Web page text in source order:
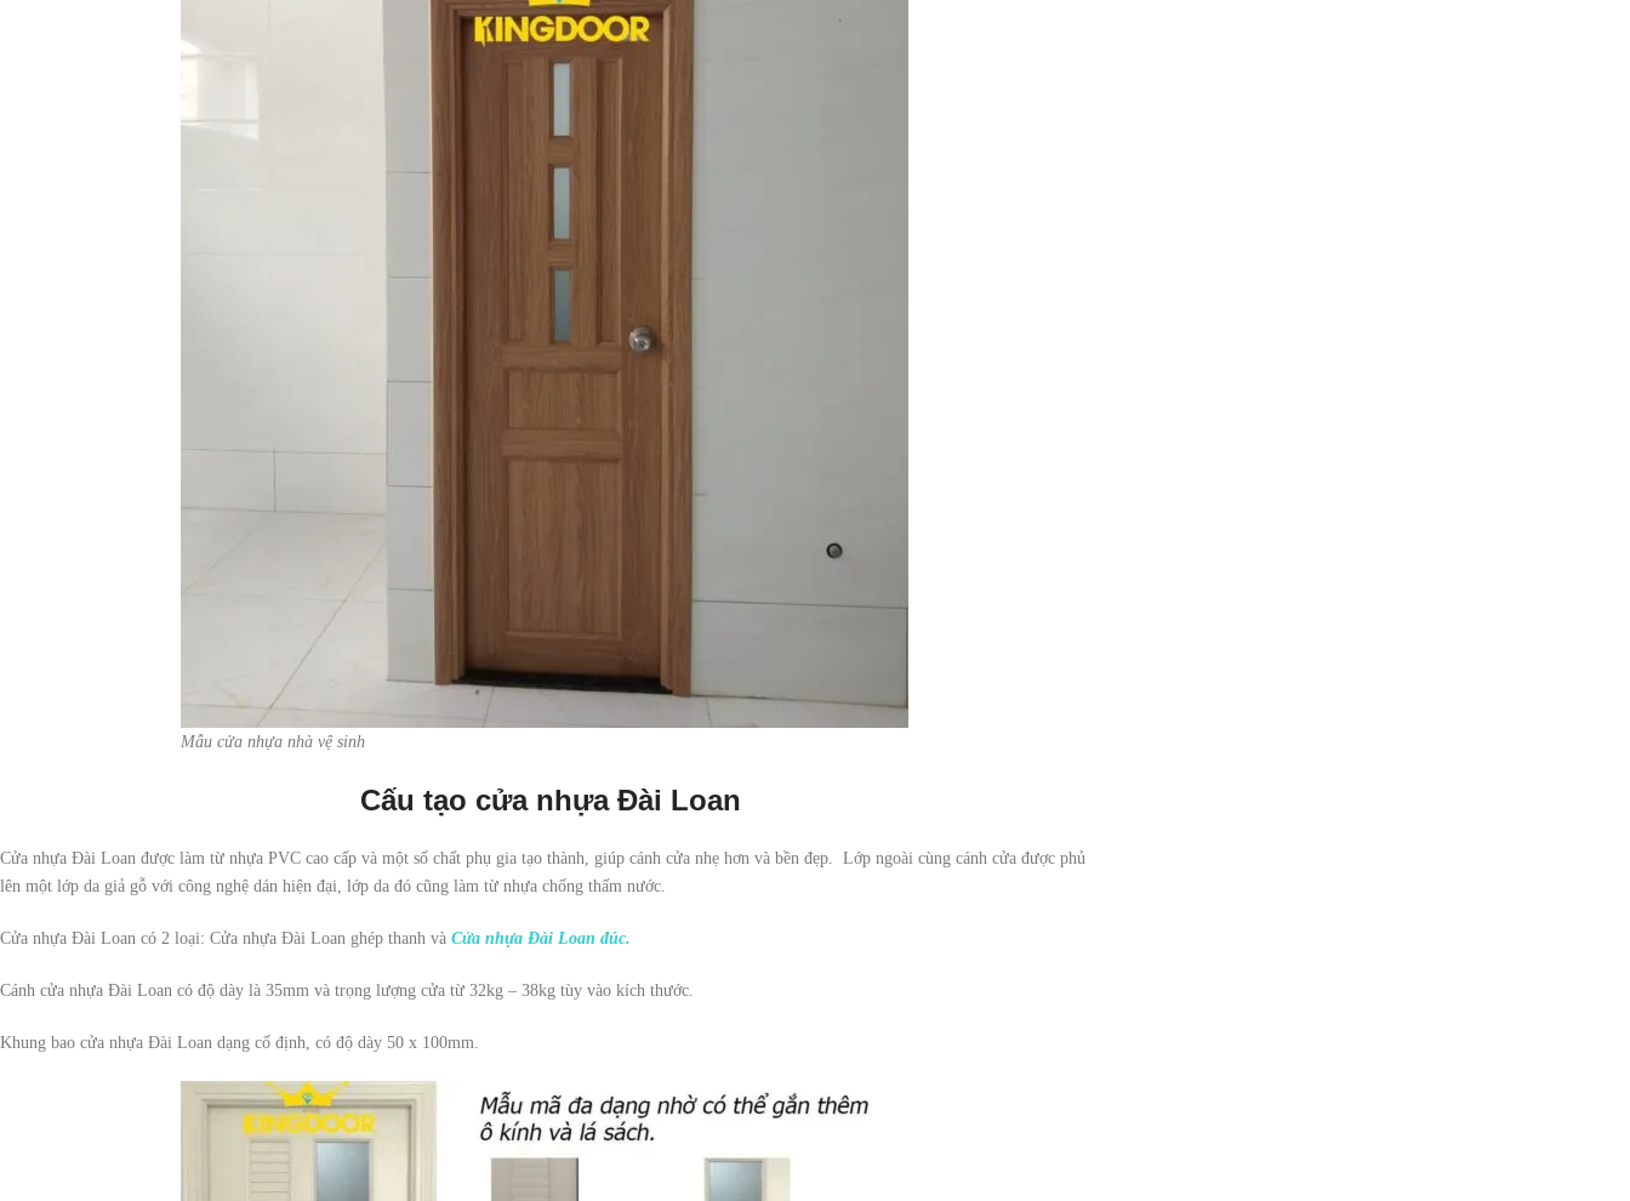
Mẫu cửa nhựa nhà vệ sinh
Cấu tạo cửa nhựa Đài Loan
Cửa nhựa Đài Loan được làm từ nhựa PVC cao cấp và một số chất phụ gia tạo thành, giúp cánh cửa nhẹ hơn và bền đẹp. Lớp ngoài cùng cánh cửa được phủ
lên một lớp da giả gỗ với công nghệ dán hiện đại, lớp da đó cũng làm từ nhựa chống thấm nước.
Cửa nhựa Đài Loan có 2 loại: Cửa nhựa Đài Loan ghép thanh và Cửa nhựa Đài Loan đúc.
Cánh cửa nhựa Đài Loan có độ dày là 35mm và trọng lượng cửa từ 32kg – 38kg tùy vào kích thước.
Khung bao cửa nhựa Đài Loan dạng cố định, có độ dày 50 x 100mm.